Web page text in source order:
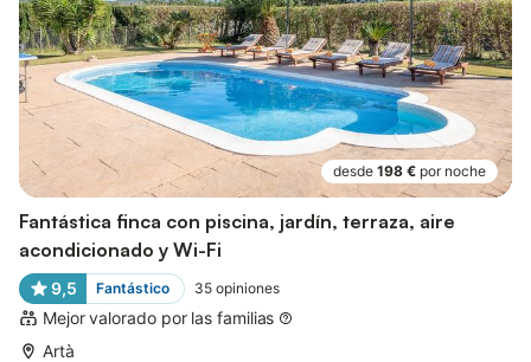
desde 198 € por noche
Fantástica finca con piscina, jardín, terraza, aire
acondicionado y Wi-Fi
9,5 Fantástico 35 opiniones
Mejor valorado por las familias
Artà